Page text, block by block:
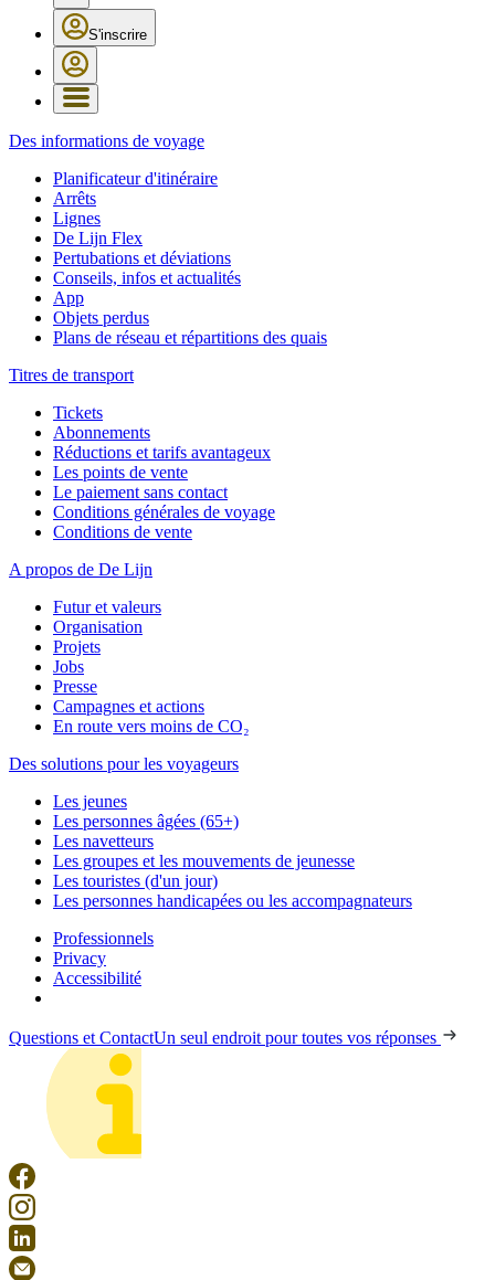
S'inscrire
Des informations de voyage
Planificateur d'itinéraire
Arrêts
Lignes
De Lijn Flex
Pertubations et déviations
Conseils, infos et actualités
App
Objets perdus
Plans de réseau et répartitions des quais
Titres de transport
Tickets
Abonnements
Réductions et tarifs avantageux
Les points de vente
Le paiement sans contact
Conditions générales de voyage
Conditions de vente
A propos de De Lijn
Futur et valeurs
Organisation
Projets
Jobs
Presse
Campagnes et actions
En route vers moins de CO₂
Des solutions pour les voyageurs
Les jeunes
Les personnes âgées (65+)
Les navetteurs
Les groupes et les mouvements de jeunesse
Les touristes (d'un jour)
Les personnes handicapées ou les accompagnateurs
Professionnels
Privacy
Accessibilité
Questions et ContactUn seul endroit pour toutes vos réponses